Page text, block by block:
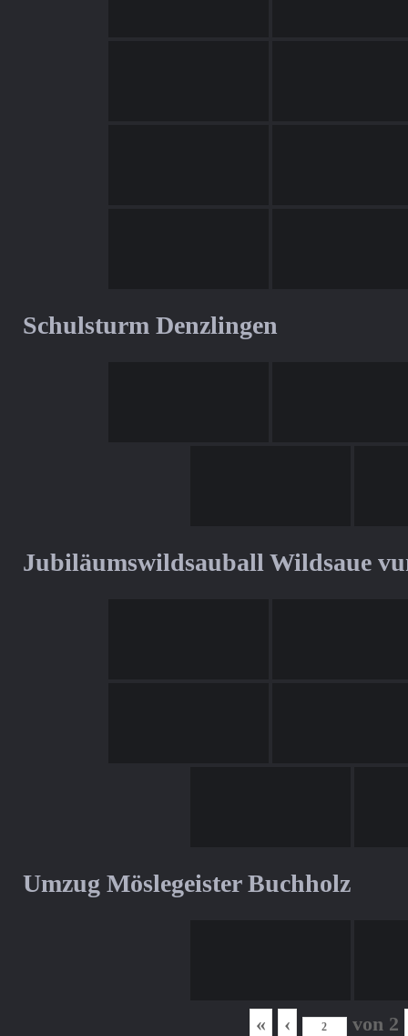
Schulsturm Denzlingen
Jubiläumswildsauball Wildsaue
Umzug Möslegeister Buchholz
« ‹ von 2